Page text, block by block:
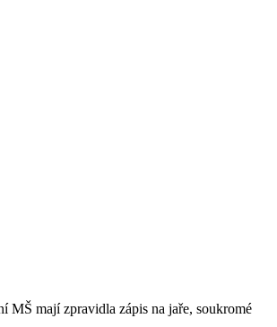
MŠ mají zpravidla zápis na jaře, soukromé